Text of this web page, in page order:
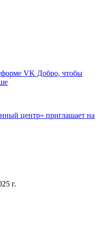
VK Добро, чтобы
центр» приглашает на
г.